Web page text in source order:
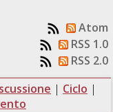
Atom
RSS 1.0
RSS 2.0
| Ciclo |